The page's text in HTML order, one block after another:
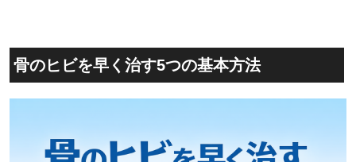
骨のヒビを早く治す5つの基本方法